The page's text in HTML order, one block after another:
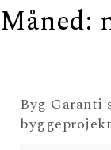
Måned:
Byg